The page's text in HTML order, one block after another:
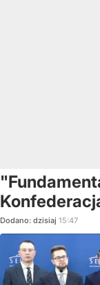
Dodano: dzisiaj 15:47